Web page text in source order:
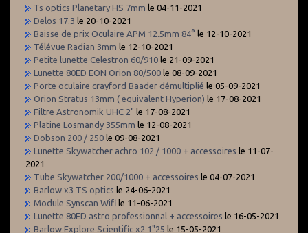
Ts optics Planetary HS 7mm le 04-11-2021
Delos 17.3 le 20-10-2021
Baisse de prix Oculaire APM 12.5mm 84° le 12-10-2021
Télévue Radian 3mm le 12-10-2021
Petite lunette Celestron 60/910 le 21-09-2021
Lunette 80ED EON Orion 80/500 le 08-09-2021
Porte oculaire crayford Baader démultiplié le 05-09-2021
Orion Stratus 13mm ( equivalent Hyperion) le 17-08-2021
Filtre Astronomik UHC 2" le 17-08-2021
Platine Losmandy 355mm le 12-08-2021
Dobson 200 / 250 le 09-08-2021
Lunette Skywatcher achro 102 / 1000 + accessoires le 11-07-
2021
Tube Skywatcher 200/1000 + accessoires le 04-07-2021
Barlow x3 TS optics le 24-06-2021
Module Synscan Wifi le 11-06-2021
Lunette 80ED astro professionnal + accessoires le 16-05-2021
Barlow Explore Scientific x2 1"25 le 15-05-2021